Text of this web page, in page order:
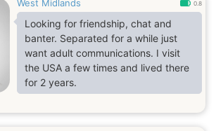
West Midlands 0.8
Looking for friendship, chat and
banter. Separated for a while just
want adult communications. I visit
the USA a few times and lived there
for 2 years.